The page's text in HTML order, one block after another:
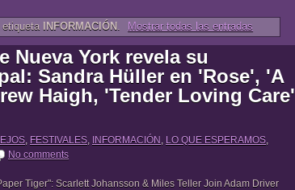
INFORMACIÓN. Mostrar todas las entradas
Nueva York revela su
Sandra Hüller en 'Rose', 'A
Haigh, 'Tender Loving Care'
, FESTIVALES, INFORMACIÓN , LO QUE ESPERAMOS,
No comments
Tiger": Scarlett Johansson & Miles Teller Join Adam Driver